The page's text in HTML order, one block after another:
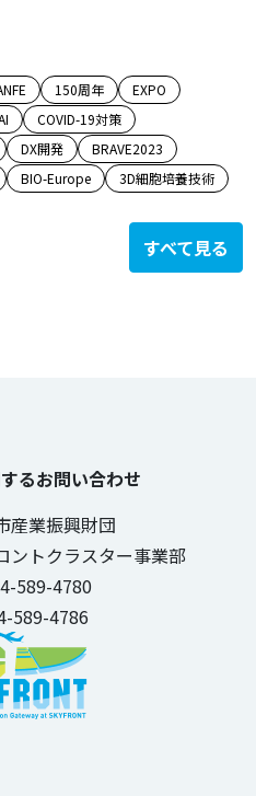
150周年
EXPO
COVID-19対策
DX開発
BRAVE2023
BIO-Europe
3D細胞培養技術
すべて見る
るお問い合わせ
業振興財団
ントクラスター事業部
589-4780
589-4786